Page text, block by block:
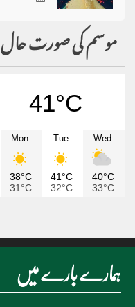
موسم کی صورت حال
41°C
Mon
38°C
31°C
Tue
41°C
32°C
Wed
40°C
33°C
ہمارے بارے میں